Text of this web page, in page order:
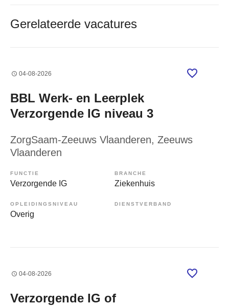
Gerelateerde vacatures
04-08-2026
BBL Werk- en Leerplek
Verzorgende IG niveau 3
ZorgSaam-Zeeuws Vlaanderen, Zeeuws
Vlaanderen
FUNCTIE
Verzorgende IG
BRANCHE
Ziekenhuis
OPLEIDINGSNIVEAU
Overig
DIENSTVERBAND
04-08-2026
Verzorgende IG of